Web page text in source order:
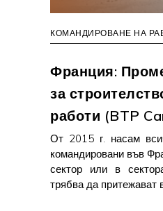
КОМАНДИРОВАНЕ НА
Франция:
за
работи (BTP
От 2015 г. насам
командировани във
сектор или в
трябва да притежават